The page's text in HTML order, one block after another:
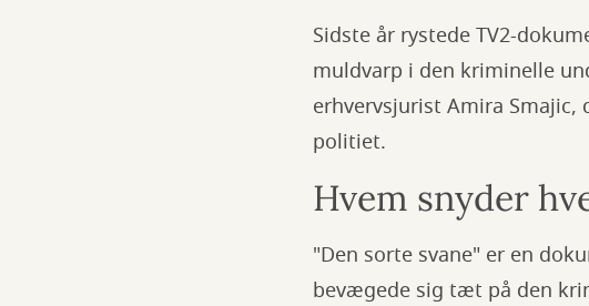
Sidste år rystede TV2-
muldvarp i den kriminelle
erhvervsjurist Amira
politiet.
Hvem snyder
"Den sorte svane" er en
bevægede sig tæt på den